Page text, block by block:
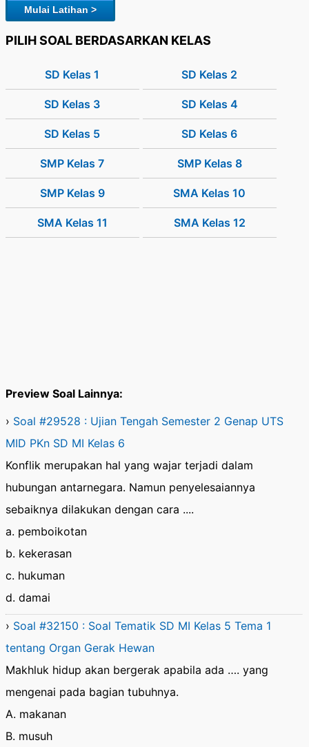
Mulai Latihan >
PILIH SOAL BERDASARKAN KELAS
SD Kelas 1 SD Kelas 2
SD Kelas 3 SD Kelas 4
SD Kelas 5 SD Kelas 6
SMP Kelas 7 SMP Kelas 8
SMP Kelas 9 SMA Kelas 10
SMA Kelas 11 SMA Kelas 12
Preview Soal Lainnya:
› Soal #29528 : Ujian Tengah Semester 2 Genap UTS
MID PKn SD MI Kelas 6
Konflik merupakan hal yang wajar terjadi dalam
hubungan antarnegara. Namun penyelesaiannya
sebaiknya dilakukan dengan cara ....
a. pemboikotan
b. kekerasan
c. hukuman
d. damai
› Soal #32150 : Soal Tematik SD MI Kelas 5 Tema 1
tentang Organ Gerak Hewan
Makhluk hidup akan bergerak apabila ada …. yang
mengenai pada bagian tubuhnya.
A. makanan
B. musuh